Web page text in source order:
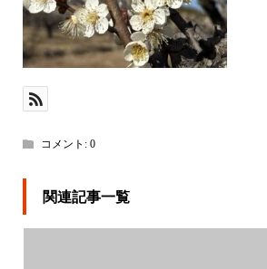
コメント: 0
関連記事一覧